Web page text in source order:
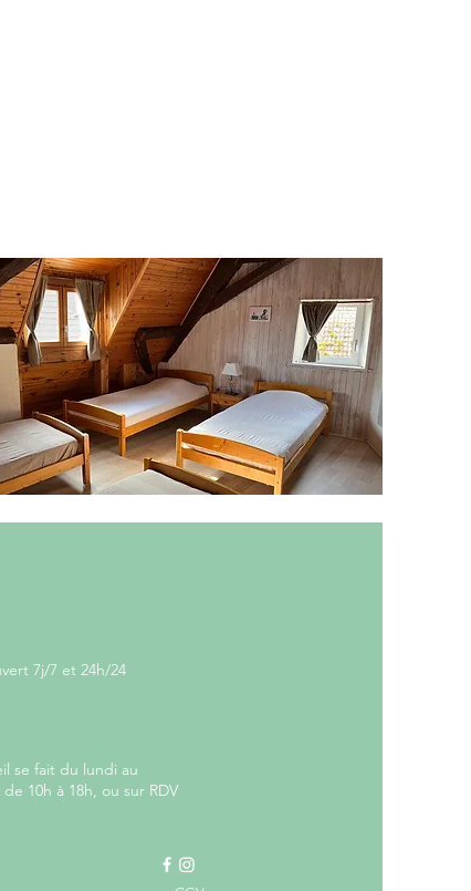
7j/7 et 24h/24
se fait du lundi au
10h à 18h, ou sur RDV